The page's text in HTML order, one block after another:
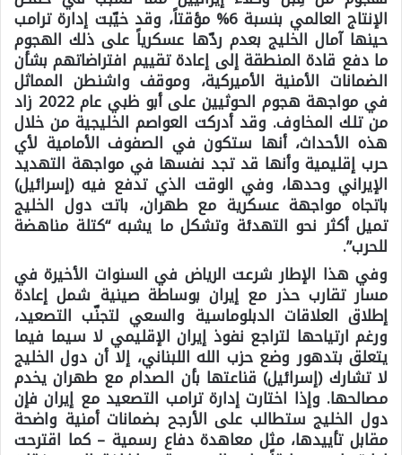
الإنتاج العالمي بنسبة 6% مؤقتاً، وقد خيّبت إدارة ترامب
حينها آمال الخليج بعدم ردّها عسكرياً على ذلك الهجوم
ما دفع قادة المنطقة إلى إعادة تقييم افتراضاتهم بشأن
الضمانات الأمنية الأميركية، وموقف واشنطن المماثل
في مواجهة هجوم الحوثيين على أبو ظبي عام 2022 زاد
من تلك المخاوف. وقد أدركت العواصم الخليجية من خلال
هذه الأحداث، أنها ستكون في الصفوف الأمامية لأي
حرب إقليمية وأنها قد تجد نفسها في مواجهة التهديد
الإيراني وحدها، وفي الوقت الذي تدفع فيه (إسرائيل)
باتجاه مواجهة عسكرية مع طهران، باتت دول الخليج
تميل أكثر نحو التهدئة وتشكل ما يشبه “كتلة مناهضة
للحرب”.
وفي هذا الإطار شرعت الرياض في السنوات الأخيرة في
مسار تقارب حذر مع إيران بوساطة صينية شمل إعادة
إطلاق العلاقات الدبلوماسية والسعي لتجنّب التصعيد،
ورغم ارتياحها لتراجع نفوذ إيران الإقليمي لا سيما فيما
يتعلق بتدهور وضع حزب الله اللبناني، إلا أن دول الخليج
لا تشارك (إسرائيل) قناعتها بأن الصدام مع طهران يخدم
مصالحها. وإذا اختارت إدارة ترامب التصعيد مع إيران فإن
دول الخليج ستطالب على الأرجح بضمانات أمنية واضحة
مقابل تأييدها، مثل معاهدة دفاع رسمية – كما اقترحت